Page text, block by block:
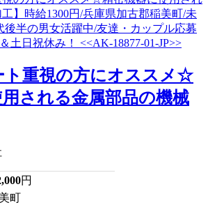
ト重視の方にオススメ☆
される金属部品の機械
円
町